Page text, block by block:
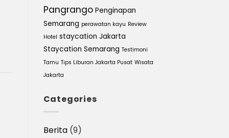
Pangrango Penginapan
Semarang perawatan kayu Review
Hotel staycation Jakarta
Staycation Semarang Testimoni
Tamu Tips Liburan Jakarta Pusat Wisata
Jakarta
Categories
Berita(9)